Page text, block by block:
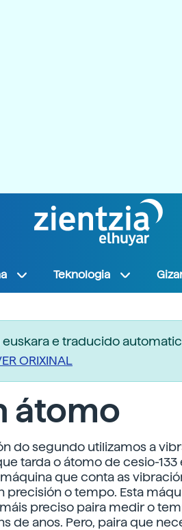
Teknologia
euskara e traducido
ORIXINAL
átomo
do segundo utilizamos a
tarda o átomo de cesio-133
que conta as
precisión o tempo. Esta
preciso paira medir o
de anos. Pero, paira que